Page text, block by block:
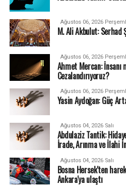
Ağustos 06, 2026
M. Ali Akbulut: Serhad
Ağustos 06, 2026
Ahmet Mercan: İnsanı
Cezalandırıyoruz?
Ağustos 06, 2026
Yasin Aydoğan: Güç
Ağustos 04, 2026 Salı
Abdulaziz Tantik:
İrade, Arınma ve İlahi
Ağustos 04, 2026 Salı
Bosna Hersek'ten
Ankara'ya ulaştı